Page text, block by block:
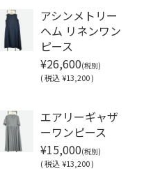
アシンメトリー
ヘム リネンワン
ピース
¥26,600(税別)
(税込 ¥13,200 )
エアリーギャザ
ーワンピース
¥15,000(税別)
(税込 ¥13,200 )